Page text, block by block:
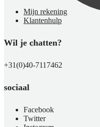
€0,00 0
Mijn rekening
Klantenhulp
Wil je chatten?
+31(0)40-7117462
sociaal
Facebook
Twitter